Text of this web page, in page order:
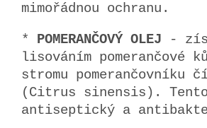
mimořádnou ochranu.
* POMERANČOVÝ OLEJ -
lisováním pomerančové
stromu pomerančovníku
(Citrus sinensis).
antiseptický a